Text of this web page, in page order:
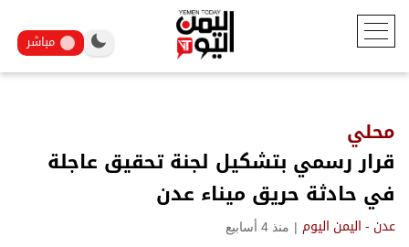
مباشر
محلي
قرار رسمي بتشكيل لجنة تحقيق عاجلة
في حادثة حريق ميناء عدن
عدن - اليمن اليوم | منذ 4 أسابيع